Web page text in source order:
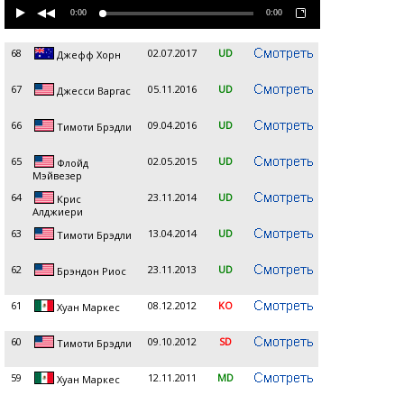
0:00 0:00
68 Джефф Хорн 02.07.2017 UD
67 Джесси Варгас 05.11.2016 UD
66 Тимоти Брэдли 09.04.2016 UD
65
Флойд
Мэйвезер
02.05.2015 UD
64
Крис
Алджиери
23.11.2014 UD
63 Тимоти Брэдли 13.04.2014 UD
62 Брэндон Риос 23.11.2013 UD
61 Хуан Маркеc 08.12.2012 KO
60 Тимоти Брэдли 09.10.2012 SD
59 Хуан Маркес 12.11.2011 MD